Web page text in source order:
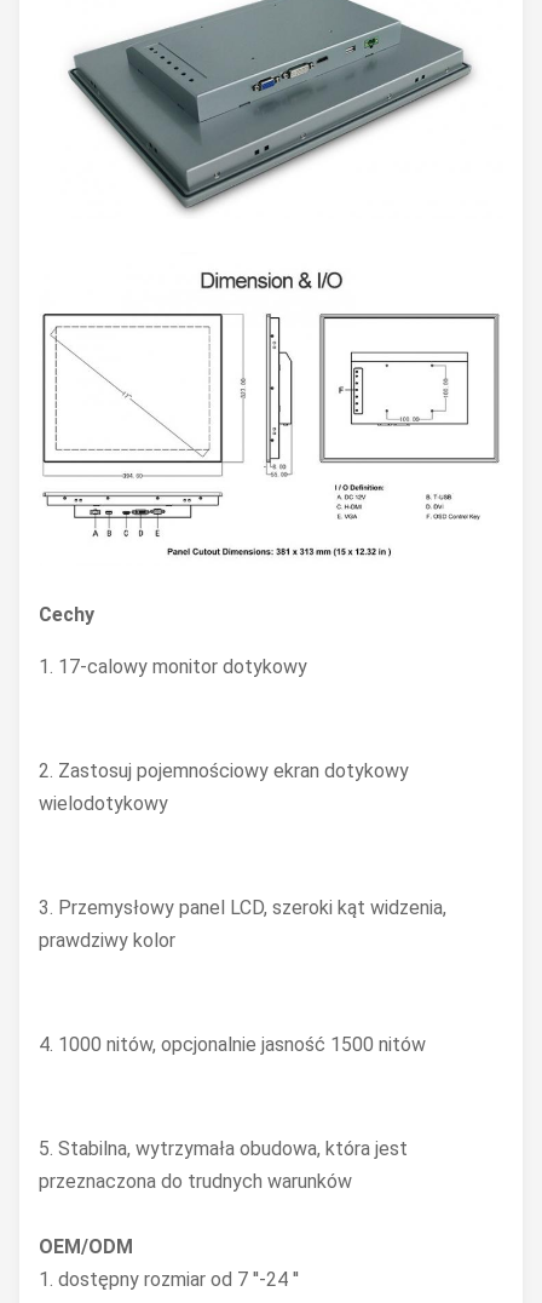
Cechy
1. 17-calowy monitor dotykowy
2. Zastosuj pojemnościowy ekran dotykowy
wielodotykowy
3. Przemysłowy panel LCD, szeroki kąt widzenia,
prawdziwy kolor
4. 1000 nitów, opcjonalnie jasność 1500 nitów
5. Stabilna, wytrzymała obudowa, która jest
przeznaczona do trudnych warunków
OEM/ODM
1. dostępny rozmiar od 7 ''-24 ''